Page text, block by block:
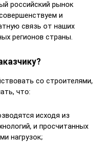
российский рынок
и
связь от наших
регионов страны.
со строителями,
что:
исходя из
и просчитанных
нагрузок;